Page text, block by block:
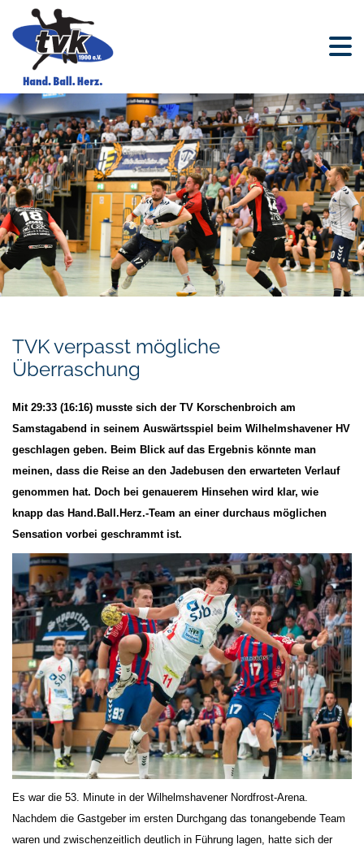
TVK verpasst mögliche
Überraschung
Mit 29:33 (16:16) musste sich der TV Korschenbroich am
Samstagabend in seinem Auswärtsspiel beim Wilhelmshavener HV
geschlagen geben. Beim Blick auf das Ergebnis könnte man
meinen, dass die Reise an den Jadebusen den erwarteten Verlauf
genommen hat. Doch bei genauerem Hinsehen wird klar, wie
knapp das Hand.Ball.Herz.-Team an einer durchaus möglichen
Sensation vorbei geschrammt ist.
Es war die 53. Minute in der Wilhelmshavener Nordfrost-Arena.
Nachdem die Gastgeber im ersten Durchgang das tonangebende Team
waren und zwischenzeitlich deutlich in Führung lagen, hatte sich der